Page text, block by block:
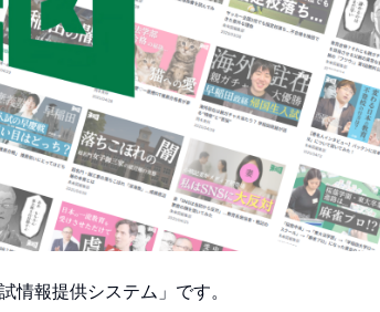
報提供システム」です。